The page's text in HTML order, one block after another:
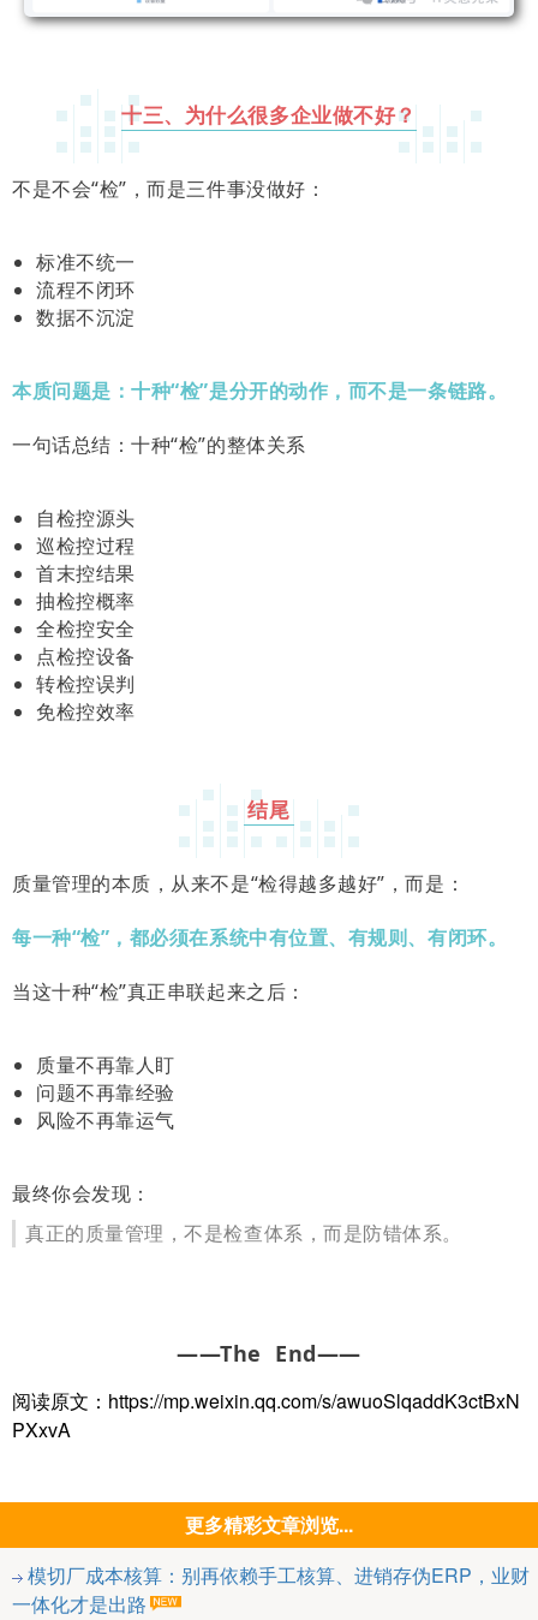
十三、为什么很多企业做不好？
不是不会“检”，而是三件事没做好：
标准不统一
流程不闭环
数据不沉淀
本质问题是：十种“检”是分开的动作，而不是一条链路。
一句话总结：十种“检”的整体关系
自检控源头
巡检控过程
首末控结果
抽检控概率
全检控安全
点检控设备
转检控误判
免检控效率
结尾
质量管理的本质，从来不是“检得越多越好”，而是：
每一种“检”，都必须在系统中有位置、有规则、有闭环。
当这十种“检”真正串联起来之后：
质量不再靠人盯
问题不再靠经验
风险不再靠运气
最终你会发现：
真正的质量管理，不是检查体系，而是防错体系。
——The End——
阅读原文：https://mp.weixin.qq.com/s/awuoSlqaddK3ctBxN
PXxvA
更多精彩文章浏览...
模切厂成本核算：别再依赖手工核算、进销存伪ERP，业财
一体化才是出路